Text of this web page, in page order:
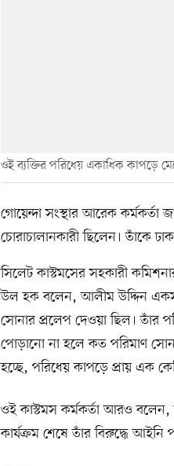
ওই ব্যক্তির পরিধেয় একাধিক কাপড়ে
গোয়েন্দা সংস্থার আরেক
চোরাচালানকারী ছিলেন। তাঁকে
সিলেট কাস্টমসের সহকারী
উল হক বলেন, আলীম উদ্দিন
সোনার প্রলেপ দেওয়া ছিল। তাঁর
পোড়ানো না হলে কত পরিমাণ সোনা
হচ্ছে, পরিধেয় কাপড়ে প্রায় এক
ওই কাস্টমস কর্মকর্তা আরও বলেন,
কার্যক্রম শেষে তাঁর বিরুদ্ধে আইনি